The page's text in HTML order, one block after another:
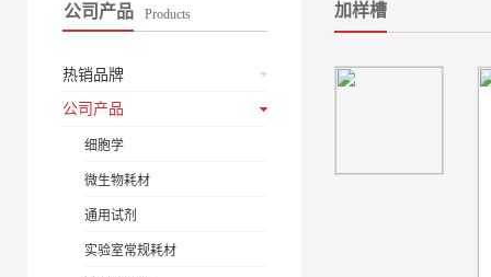
公司产品 Products
热销品牌
公司产品
细胞学
微生物耗材
通用试剂
实验室常规耗材
加样槽